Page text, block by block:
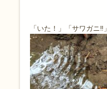
「いた！」「サワガニ‼️」